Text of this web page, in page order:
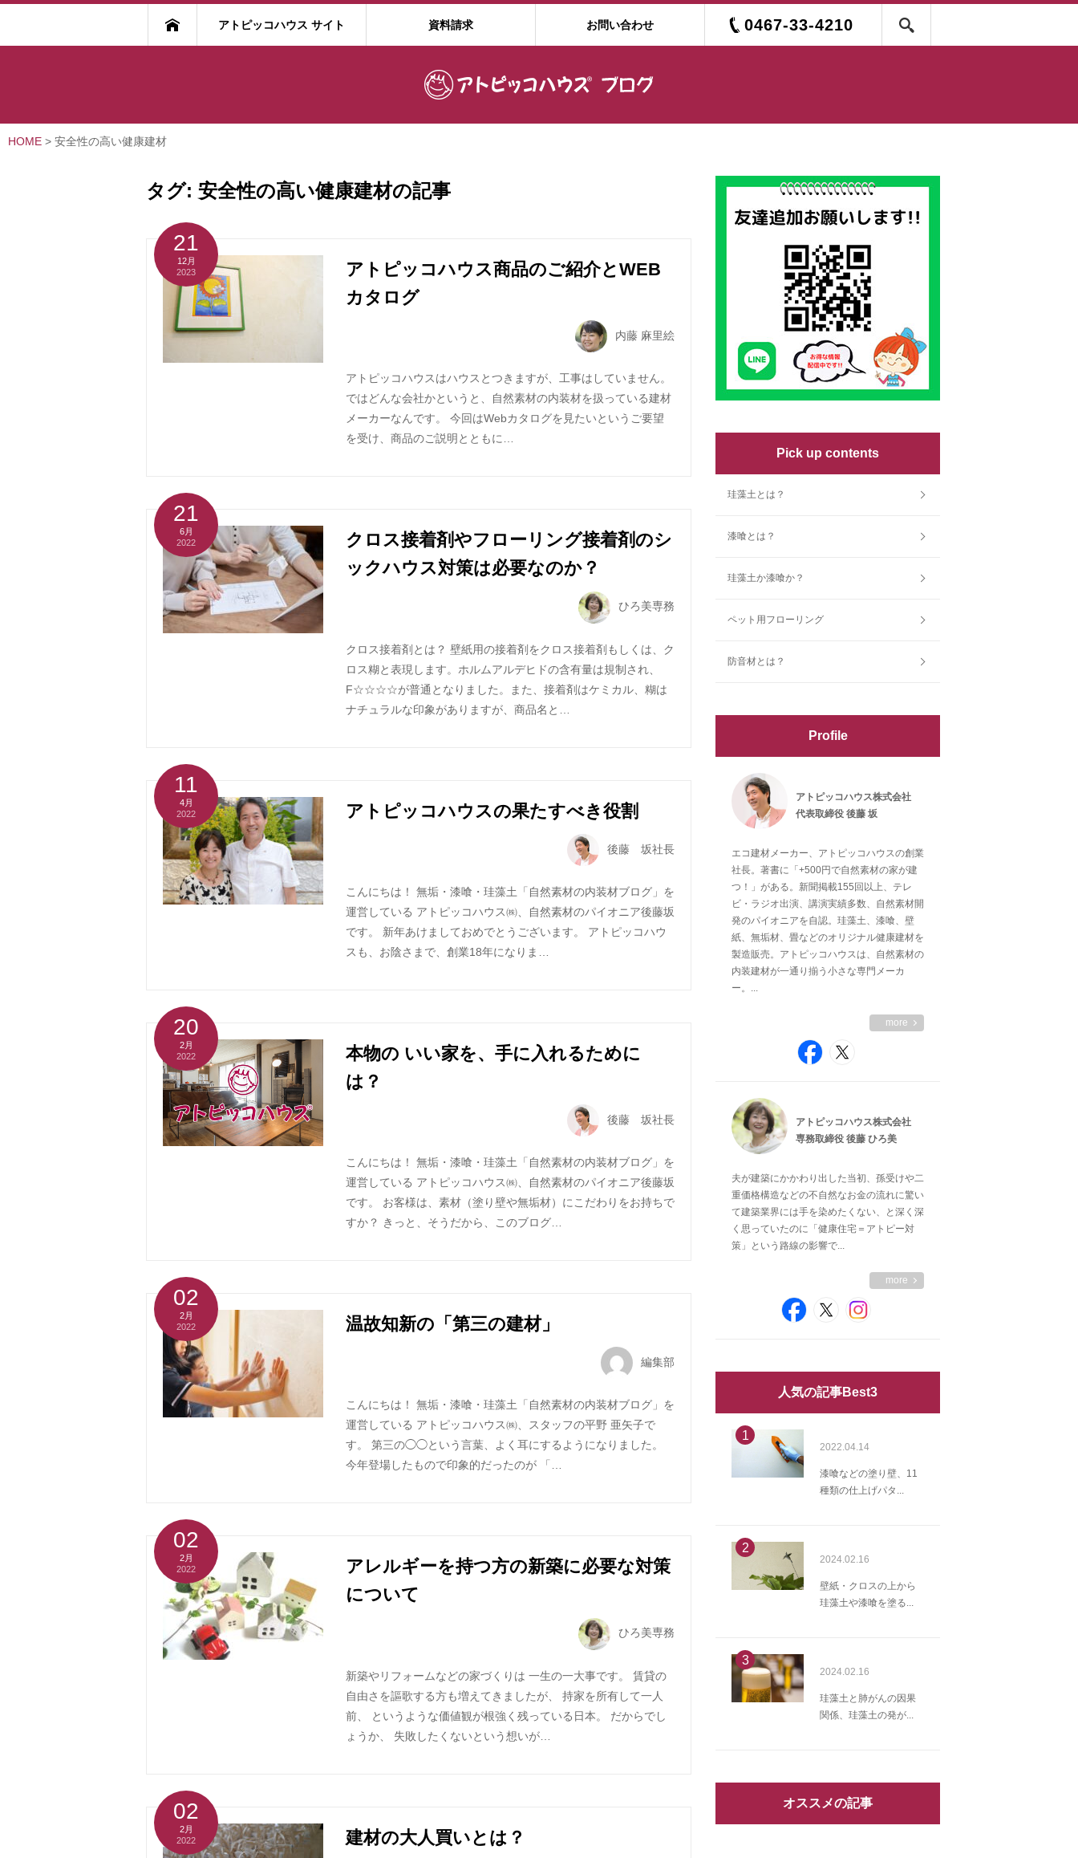
アトピッコハウス サイト 資料請求 お問い合わせ 0467-33-4210
HOME > 安全性の高い健康建材
タグ: 安全性の高い健康建材の記事
21
12月
2023
アトピッコハウス商品のご紹介とWEB
カタログ
内藤 麻里絵
アトピッコハウスはハウスとつきますが、工事はしていません。
ではどんな会社かというと、自然素材の内装材を扱っている建材
メーカーなんです。 今回はWebカタログを見たいというご要望
を受け、商品のご説明とともに…
21
6月
2022
クロス接着剤やフローリング接着剤のシ
ックハウス対策は必要なのか？
ひろ美専務
クロス接着剤とは？ 壁紙用の接着剤をクロス接着剤もしくは、ク
ロス糊と表現します。ホルムアルデヒドの含有量は規制され、
F☆☆☆☆が普通となりました。また、接着剤はケミカル、糊は
ナチュラルな印象がありますが、商品名と…
11
4月
2022
アトピッコハウスの果たすべき役割
後藤 坂社長
こんにちは！ 無垢・漆喰・珪藻土「自然素材の内装材ブログ」を
運営している アトピッコハウス㈱、自然素材のパイオニア後藤坂
です。 新年あけましておめでとうございます。 アトピッコハウ
スも、お陰さまで、創業18年になりま…
20
2月
2022
本物の いい家を、手に入れるために
は？
後藤 坂社長
こんにちは！ 無垢・漆喰・珪藻土「自然素材の内装材ブログ」を
運営している アトピッコハウス㈱、自然素材のパイオニア後藤坂
です。 お客様は、素材（塗り壁や無垢材）にこだわりをお持ちで
すか？ きっと、そうだから、このブログ…
02
2月
2022
温故知新の「第三の建材」
編集部
こんにちは！ 無垢・漆喰・珪藻土「自然素材の内装材ブログ」を
運営している アトピッコハウス㈱、スタッフの平野 亜矢子で
す。 第三の◯◯という言葉、よく耳にするようになりました。
今年登場したもので印象的だったのが 「…
02
2月
2022
アレルギーを持つ方の新築に必要な対策
について
ひろ美専務
新築やリフォームなどの家づくりは 一生の一大事です。 賃貸の
自由さを謳歌する方も増えてきましたが、 持家を所有して一人
前、 というような価値観が根強く残っている日本。 だからでし
ょうか、 失敗したくないという想いが…
02
2月
2022
建材の大人買いとは？
Pick up contents
珪藻土とは？
漆喰とは？
珪藻土か漆喰か？
ペット用フローリング
防音材とは？
Profile
アトピッコハウス株式会社
代表取締役 後藤 坂
エコ建材メーカー、アトピッコハウスの創業
社長。著書に「+500円で自然素材の家が建
つ！」がある。新聞掲載155回以上、テレ
ビ・ラジオ出演、講演実績多数、自然素材開
発のパイオニアを自認。珪藻土、漆喰、壁
紙、無垢材、畳などのオリジナル健康建材を
製造販売。アトピッコハウスは、自然素材の
内装建材が一通り揃う小さな専門メーカ
ー。...
more
アトピッコハウス株式会社
専務取締役 後藤 ひろ美
夫が建築にかかわり出した当初、孫受けや二
重価格構造などの不自然なお金の流れに驚い
て建築業界には手を染めたくない、と深く深
く思っていたのに「健康住宅＝アトピー対
策」という路線の影響で...
more
人気の記事Best3
1
2022.04.14
漆喰などの塗り壁、11
種類の仕上げパタ...
2
2024.02.16
壁紙・クロスの上から
珪藻土や漆喰を塗る...
3
2024.02.16
珪藻土と肺がんの因果
関係、珪藻土の発が...
オススメの記事